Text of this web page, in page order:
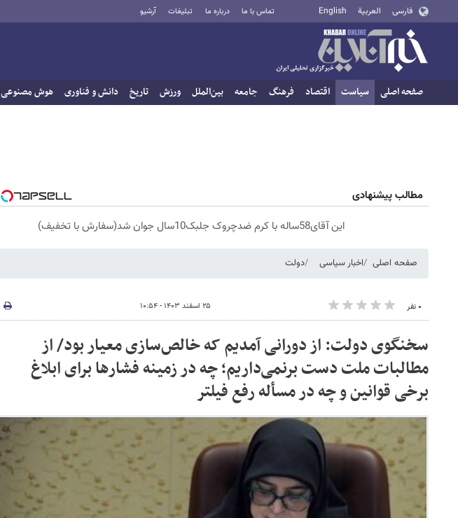
فارسی العربية English تماس با ما درباره ما تبلیغات آرشیو
صفحه اصلی سیاست اقتصاد فرهنگ جامعه بین‌الملل ورزش تاریخ دانش و فناوری هوش مصنوعی
مطالب پیشنهادی
این آقای58ساله با کرم ضدچروک جلبک10سال جوان شد(سفارش با تخفیف)
صفحه اصلی اخبار سیاسی دولت
۰ نفر ۲۵ اسفند ۱۴۰۳ - ۱۰:۵۴
سخنگوی دولت: از دورانی آمدیم که خالص‌سازی معیار بود/ از
مطالبات ملت دست برنمی‌داریم؛ چه در زمینه فشارها برای ابلاغ
برخی قوانین و چه در مسأله رفع فیلتر